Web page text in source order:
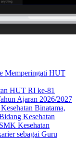
Memperingati HUT
HUT RI ke-81
Ajaran 2026/2027
Binatama,
Kesehatan
Kesehatan
sebagai Guru